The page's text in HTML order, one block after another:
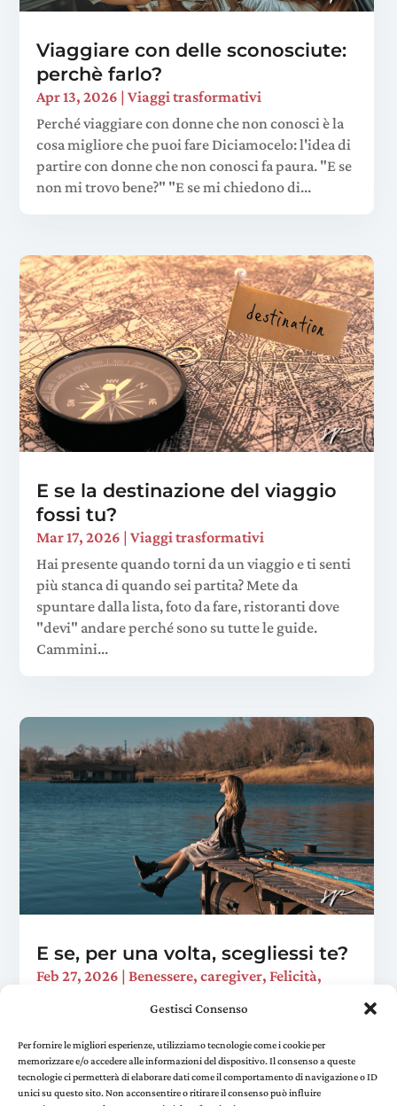
Gestisci Consenso
Per fornire le migliori esperienze, utilizziamo tecnologie come i cookie per
memorizzare e/o accedere alle informazioni del dispositivo. Il consenso a queste
tecnologie ci permetterà di elaborare dati come il comportamento di navigazione o ID
unici su questo sito. Non acconsentire o ritirare il consenso può influire
Viaggiare con delle sconosciute:
perchè farlo?
Apr 13, 2026 |Viaggi trasformativi
Perché viaggiare con donne che non conosci è la
cosa migliore che puoi fare Diciamocelo: l'idea di
partire con donne che non conosci fa paura. "E se
non mi trovo bene?" "E se mi chiedono di...
E se la destinazione del viaggio
fossi tu?
Mar 17, 2026 |Viaggi trasformativi
Hai presente quando torni da un viaggio e ti senti
più stanca di quando sei partita? Mete da
spuntare dalla lista, foto da fare, ristoranti dove
"devi" andare perché sono su tutte le guide.
Cammini...
E se, per una volta, scegliessi te?
Feb 27, 2026 |Benessere,caregiver,Felicità,
la casa, risposto a quella mail che "ci voleva un
attimo". Ti siedi sul divano e realizzi che non hai
fatto una sola cosa per te in tutto il...